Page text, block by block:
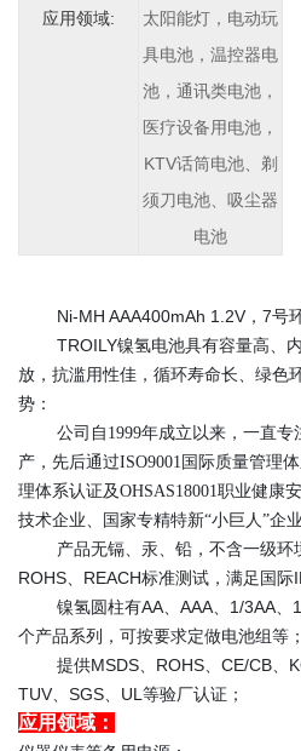
应用领域:
太阳能灯，电动玩
具电池，温控器电
池，通讯类电池，
医疗设备用电池，
KTV话筒电池、剃
须刀电池、吸尘器
电池
Ni-MH AAA400mAh 1.2V，7号
TROILY镍氢电池具有容量高、
放，抗滥用性佳，循环寿命长、绿色
势：
公司自1999年成立以来，一直
产 ，先后通过ISO9001国际质量管理
理体系认证及OHSAS18001职业健康
技术企业、国家专精特新“小巨人”企业
产品无镉、汞、铅，不含一级环
ROHS、REACH标准测试，满足国际
镍氢圆柱有AA、AAA、1/3AA、
个产品系列，可按要求定做电池组等；
提供MSDS、ROHS、CE/CB、
TUV、SGS、UL等验厂认证；
应用领域：